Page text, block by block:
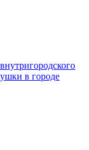
в городе